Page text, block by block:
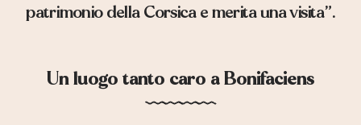
patrimonio della Corsica e merita una visita”.
Un luogo tanto caro a Bonifaciens